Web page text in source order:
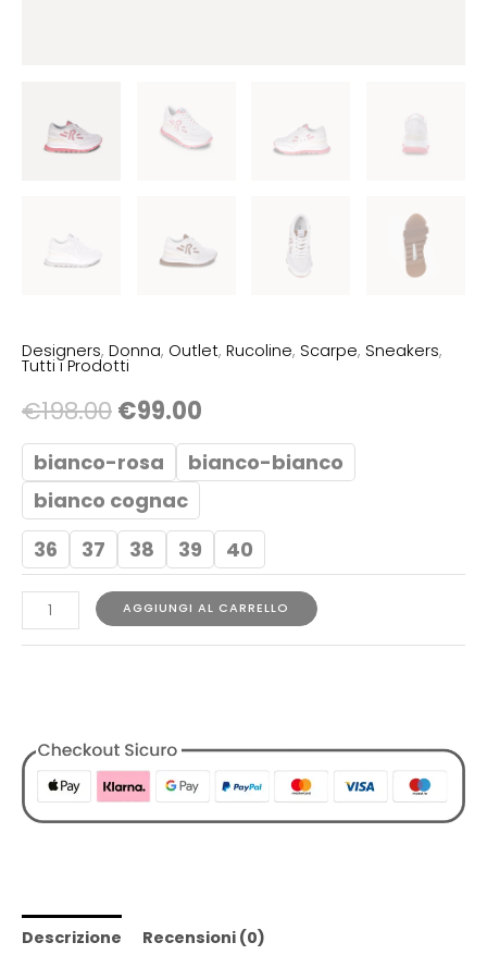
Designers, Donna, Outlet, Rucoline, Scarpe, Sneakers,
Tutti i Prodotti
€198.00€99.00
bianco-rosa
bianco-bianco
bianco cognac
36
37 38 39 40
AGGIUNGI AL CARRELLO
Descrizione Recensioni (0)